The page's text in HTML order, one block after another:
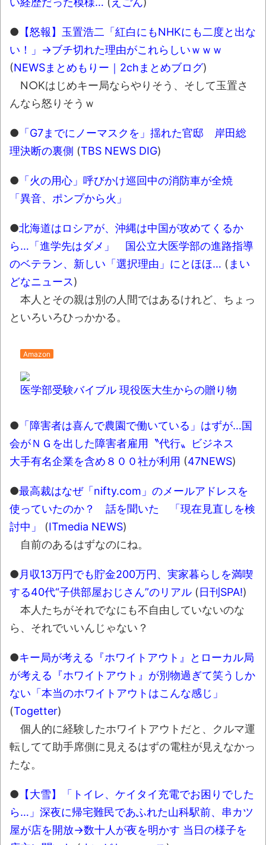
す(若干ネタバレあり) 26/07/25
マケイン9巻＆アニメ公式ガイド感想
独学で挑んだ2026年二級建築士学科試験結
果速報（仮）
グループ会社の嫁子 [ほのぼの]
葉月つばさちゃん、昔から見てるんだけど
かなりお姉さんになったね
壊れたエアコンと歌えないボク
Backupper Standard 8.3.0 などバージョンア
ップ
高嶋ちさ子、ダウン症の姉が暴行事件！事
件の一部始終と衝撃の結末
【呆然】北海道旅行ワイ「ウニイクラ丼特
盛で食うぞ！！！うおおおおおおお
果･････････････････････････････
ブチギレ
ｗ
新装版「ご冗談でしょう、ファインマンさ
ん（上）（下）」発売
【画像】整形で2400万円超えの美女、水着
グラビアに挑戦
歴ログは10周年ですがnoteに引っ越します
感想
TBS「マツコの知らない世界」スタグル特
集でほとんど紹介されなかったJリーグ…なら
ば自分たちで紹介だ！
時代の流れ
【衝撃】道志村の骨や服、沢の上流から流
されてきた可能性・・・・・・・・・
オーストラリアの男性飛行家 太平洋横断
飛行
【中国】パトカーの前で好演技www当たり
屋やお煽り運転など盛りだくさん
「ム、ムリです・・・」メガネ美人ナース
に入院中のオレのオナサポ懇願したら・・・
「ム、ムリです・・・」メガネ美人ナース
に入院中のオレのオナサポ懇願したら・・・
● 【怒報】玉置浩二「紅白にもNHKにも二度と出な
い！」→ブチ切れた理由がこれらしいｗｗｗ
(NEWSまとめもりー｜2chまとめブログ)
N○Kはじめキー局ならやりそう、そして玉置さ
んなら怒りそうｗ
● 「G7までにノーマスクを」揺れた官邸 岸田総
理決断の裏側 (TBS NEWS DIG)
● 「火の用心」呼びかけ巡回中の消防車が全焼
「異音、ポンプから火」
●北海道はロシアが、沖縄は中国が攻めてくるか
ら…「進学先はダメ」 国公立大医学部の進路指導
のベテラン、新しい「選択理由」にとほほ… ( まい
どなニュース)
本人とその親は別の人間ではあるけれど、ちょっ
といろいろひっかかる。
Amazon
医学部受験バイブル 現役医大生からの贈り物
● 「障害者は喜んで農園で働いている」はずが…国
会がＮＧを出した障害者雇用〝代行〟ビジネス
大手有名企業を含め８００社が利用 (47NEWS)
●最高裁はなぜ「nifty.com」のメールアドレスを
使っていたのか？ 話を聞いた 「現在見直しを検
討中」
(ITmedia NEWS)
自前のあるはずなのにね。
● 月収13万円でも貯金200万円、実家暮らしを満喫
する40代“子供部屋おじさん”のリアル (日刊SPA!)
本人たちがそれでなにも不自由していないのな
ら、それでいいんじゃない？
●キー局が考える『ホワイトアウト』とローカル局
が考える『ホワイトアウト』が別物過ぎて笑うしか
ない「本当のホワイトアウトはこんな感じ」
(Togetter)
個人的に経験したホワイトアウトだと、クルマ運
転してて助手席側に見えるはずの電柱が見えなかっ
たな。
● 【大雪】「トイレ、ケイタイ充電でお困りでした
ら…」深夜に帰宅難民であふれた山科駅前、串カツ
屋が店を開放→数十人が夜を明かす 当日の様子を